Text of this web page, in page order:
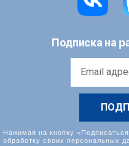
Подписка на
Нажимая на кнопку
обработку своих персональных